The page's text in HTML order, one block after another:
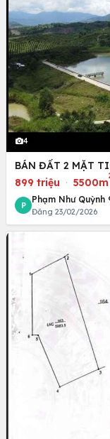
4
BÁN ĐẤT 2 MẶT
899 triệu · 5500m
P
Phạm Như Quỳnh
Đăng 23/02/2026